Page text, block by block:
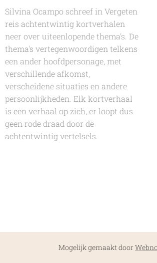
Silvina Ocampo schreef in Vergeten
reis achtentwintig kortverhalen
neer over uiteenlopende thema's. De
thema's vertegenwoordigen telkens
een ander hoofdpersonage, met
verschillende afkomst,
verscheidene situaties en andere
persoonlijkheden. Elk kortverhaal
is een verhaal op zich, er loopt dus
geen rode draad door de
achtentwintig vertelsels.
Mogelijk gemaakt door